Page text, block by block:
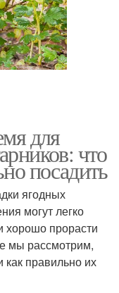
для
что
посадить
ягодных
могут легко
хорошо прорасти
мы рассмотрим,
как правильно их